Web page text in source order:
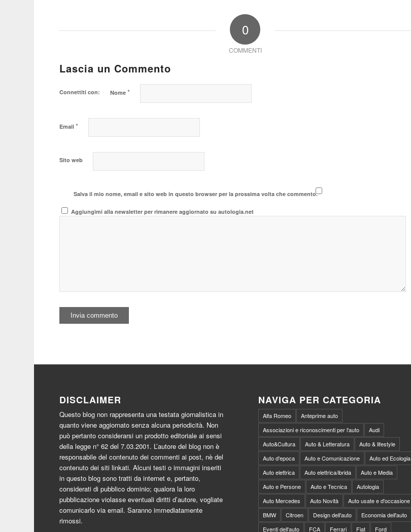
0
COMMENTI
Lascia un Commento
Connettiti con: Nome*
Email*
Sito web
Salva il mio nome, email e sito web in questo browser per la prossima volta che commento.
Aggiungimi alla newsletter per rimanere aggiornato su autologia.net
DISCLAIMER
Questo blog non rappresenta una testata giornalistica in
quanto viene aggiornato senza alcuna periodicità. Non
può pertanto considerarsi un prodotto editoriale ai sensi
della legge n° 62 del 7.03.2001. L’autore del blog non è
responsabile del contenuto dei commenti ai post, nè del
contenuto dei siti linkati. Alcuni testi o immagini inseriti
in questo blog sono tratti da internet e, pertanto,
considerati di pubblico dominio; qualora la loro
pubblicazione violasse eventuali diritti d’autore, vogliate
comunicarlo via email. Saranno immediatamente
rimossi.
NAVIGA PER CATEGORIA
Alfa Romeo
Anteprime auto
Associazioni e riconoscimenti per l'auto
Audi
Auto&Cultura
Auto & Letteratura
Auto & lifestyle
Auto d'epoca
Auto e Comunicazione
Auto ed Ecologia
Auto elettrica
Auto elettrica/ibrida
Auto e Media
Auto e Persone
Auto e Tecnica
Autologia
Auto Mercedes
Auto Novità
Auto usate e d'occasione
BMW
Citroen Design dell'auto
Economia dell'auto
Eventi dell'auto
FCA Ferrari Fiat Ford